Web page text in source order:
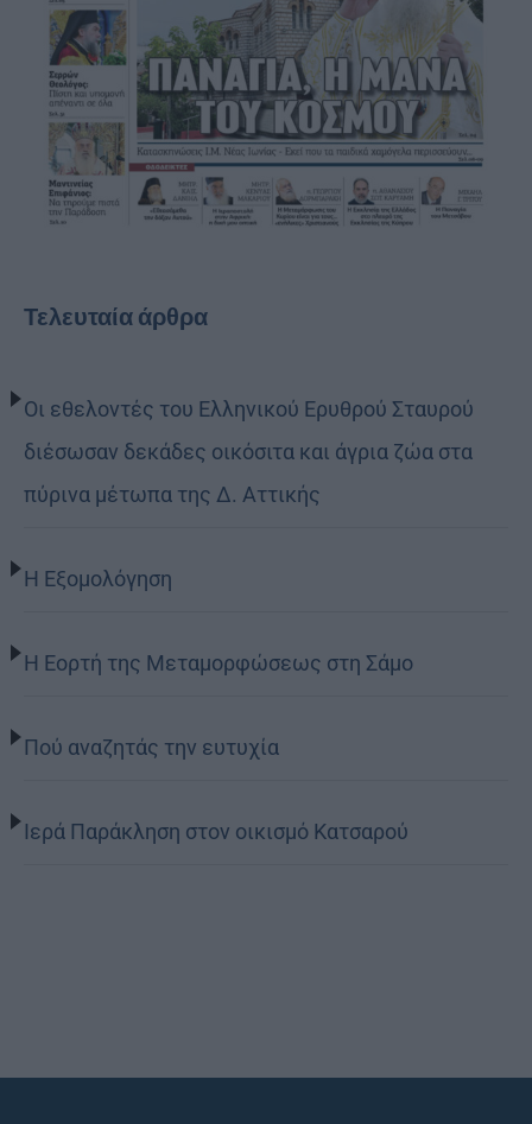
Τελευταία άρθρα
Οι εθελοντές του Ελληνικού Ερυθρού Σταυρού
διέσωσαν δεκάδες οικόσιτα και άγρια ζώα στα
πύρινα μέτωπα της Δ. Αττικής
Η Εξομολόγηση
Η Εορτή της Μεταμορφώσεως στη Σάμο
Πού αναζητάς την ευτυχία
Ιερά Παράκληση στον οικισμό Κατσαρού